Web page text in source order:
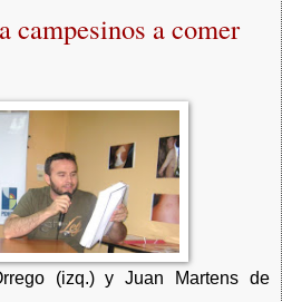
campesinos a comer
(izq.) y Juan Martens de